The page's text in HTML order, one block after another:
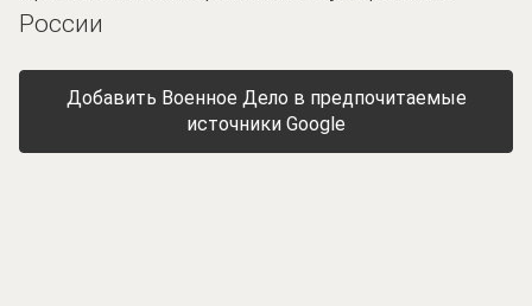
России
Добавить Военное Дело в предпочитаемые
источники Google